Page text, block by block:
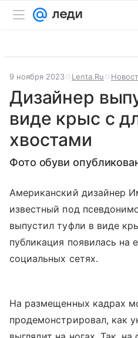
9 ноября 2023 Lenta.Ru
Дизайнер
виде крыс с
хвостами
Фото обуви
Американский дизайнер
известный под
выпустил туфли в виде
публикация появилась на
социальных сетях.
На размещенных кадрах
продемонстрировал, как